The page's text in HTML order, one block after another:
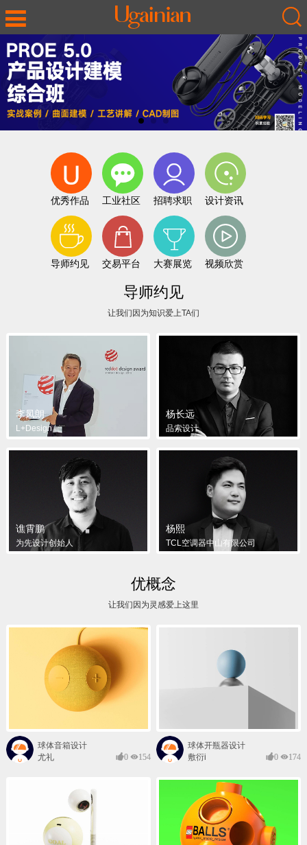
优秀作品 工业社区 招聘求职 设计资讯
导师约见 交易平台 大赛展览 视频欣赏
导师约见
让我们因为知识爱上TA们
李凤朗
L+Design
杨长远
品索设计
谯霄鹏
为先设计创始人
杨熙
TCL空调器中山有限公司
优概念
让我们因为灵感爱上这里
球体音箱设计
尤礼
0 154
球体开瓶器设计
敷衍i
0 174